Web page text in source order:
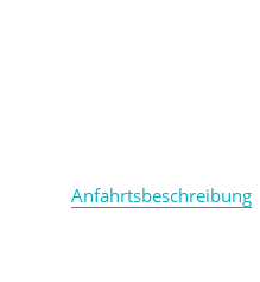
Anfahrtsbeschreibung